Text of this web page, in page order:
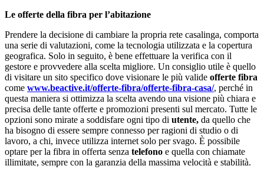
Le offerte della fibra per l’abitazione
Prendere la decisione di cambiare la propria rete casalinga, comporta
una serie di valutazioni, come la tecnologia utilizzata e la copertura
geografica. Solo in seguito, è bene effettuare la verifica con il
gestore e provvedere alla scelta migliore. Un consiglio utile è quello
di visitare un sito specifico dove visionare le più valide offerte fibra
come www.beactive.it/offerte-fibra/offerte-fibra-casa/, perché in
questa maniera si ottimizza la scelta avendo una visione più chiara e
precisa delle tante offerte e promozioni presenti sul mercato. Tutte le
opzioni sono mirate a soddisfare ogni tipo di utente, da quello che
ha bisogno di essere sempre connesso per ragioni di studio o di
lavoro, a chi, invece utilizza internet solo per svago. È possibile
optare per la fibra in offerta senza telefono e quella con chiamate
illimitate, sempre con la garanzia della massima velocità e stabilità.